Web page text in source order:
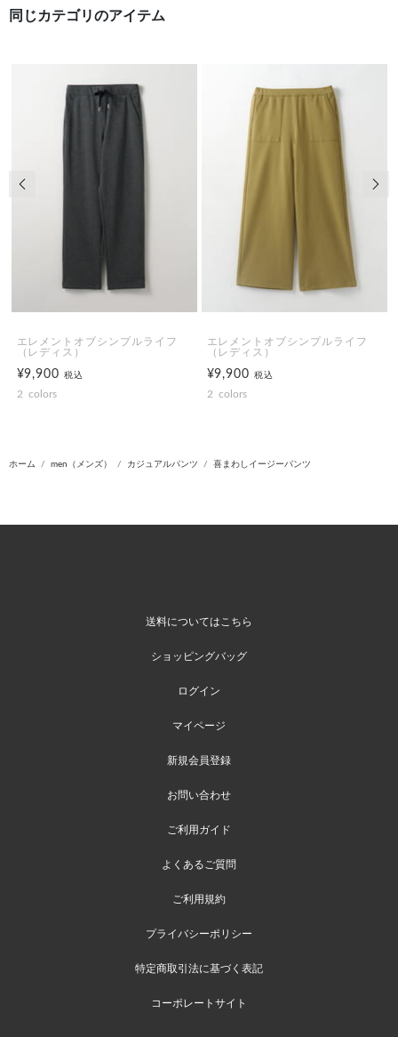
同じカテゴリのアイテム
エレメントオブシンプルライフ
（レディス）
¥9,900税込
2 colors
エレメントオブシンプルライフ
（レディス）
¥9,900税込
2 colors
前の画像
ホーム men（メンズ） カジュアルパンツ 喜まわしイージーパンツ
送料についてはこちら
ショッピングバッグ
ログイン
マイページ
新規会員登録
お問い合わせ
ご利用ガイド
よくあるご質問
ご利用規約
プライバシーポリシー
特定商取引法に基づく表記
コーポレートサイト